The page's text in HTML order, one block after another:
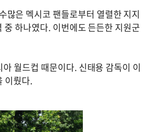
많은 멕시코 팬들로부터 열렬한 지지
하나였다. 이번에도 든든한 지원군
월드컵 때문이다. 신태용 감독이 이
이뤘다.